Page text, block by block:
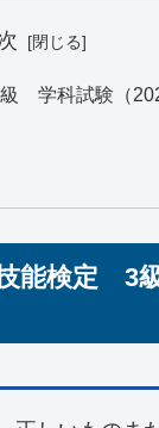
学科試験（
能検定 3